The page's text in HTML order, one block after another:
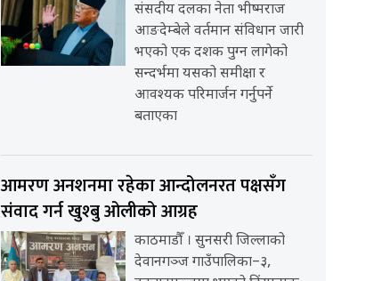
संसदीय दलका नेता भीष्मराज
आङदेम्बेले वर्तमान संविधान जारी
भएको एक दशक पुग्न लागेको
सन्दर्भमा यसको समीक्षा र
आवश्यक परिमार्जन गर्नुपर्ने
बताएका
आमरण अनशनमा रहेका आन्दोलनरत पक्षसँग
संवाद गर्न खुश्बु ओलीको आग्रह
काठमाडौँ । सुनसरी जिल्लाको
देवानगञ्ज गाउँपालिका–३,